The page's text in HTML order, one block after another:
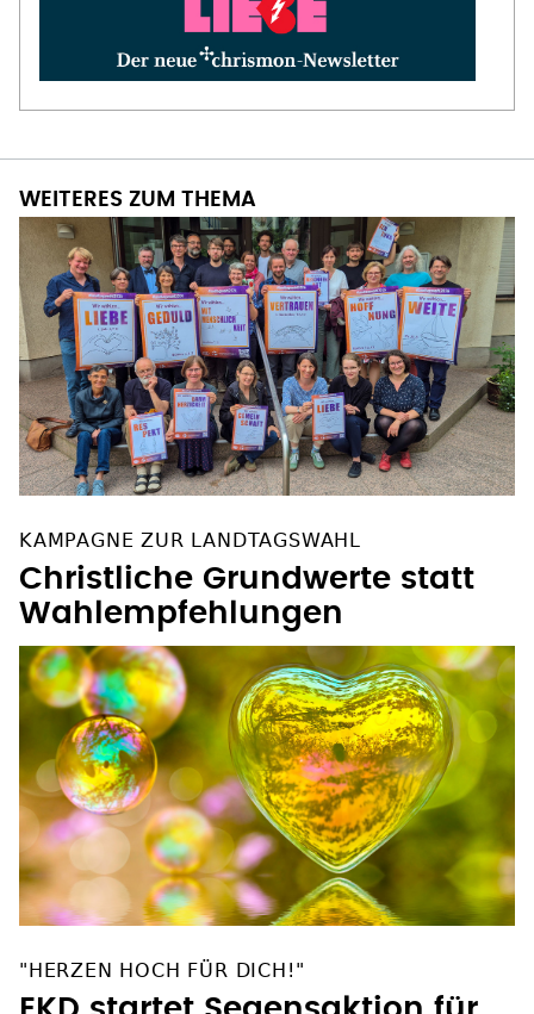
WEITERES ZUM THEMA
KAMPAGNE ZUR LANDTAGSWAHL
Christliche Grundwerte statt
Wahlempfehlungen
"HERZEN HOCH FÜR DICH!"